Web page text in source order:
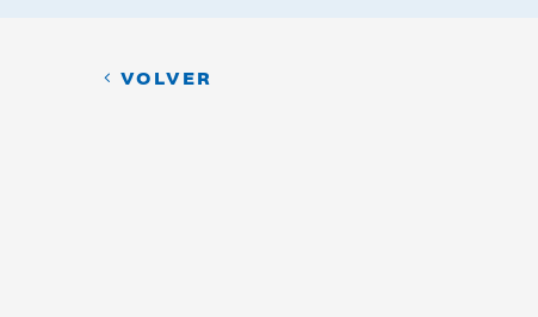
VOLVER